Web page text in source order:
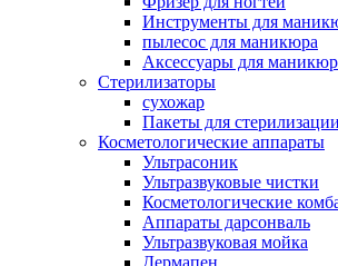
Инструменты для
пылесос для маникюра
Аксессуары для
Стерилизаторы
сухожар
Пакеты для стерилизации
Косметологические аппараты
Ультрасоник
Ультразвуковые чистки
Косметологические
Аппараты дарсонваль
Ультразвуковая мойка
Дермапен